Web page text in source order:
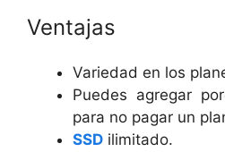
Ventajas
Variedad en los
Puedes agregar
para no pagar un
SSD ilimitado.